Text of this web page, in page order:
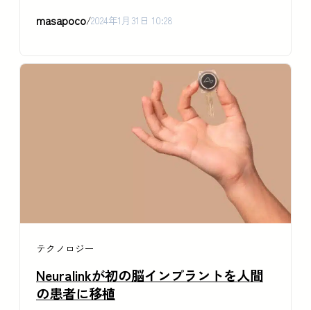
masapoco/2024年1月31日 10:28
テクノロジー
Neuralinkが初の脳インプラントを人間
の患者に移植